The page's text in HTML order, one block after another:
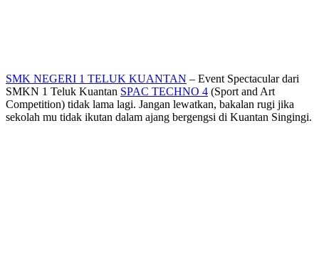
SMK NEGERI 1 TELUK KUANTAN – Event Spectacular dari
SMKN 1 Teluk Kuantan SPAC TECHNO 4 (Sport and Art
Competition) tidak lama lagi. Jangan lewatkan, bakalan rugi jika
sekolah mu tidak ikutan dalam ajang bergengsi di Kuantan Singingi.